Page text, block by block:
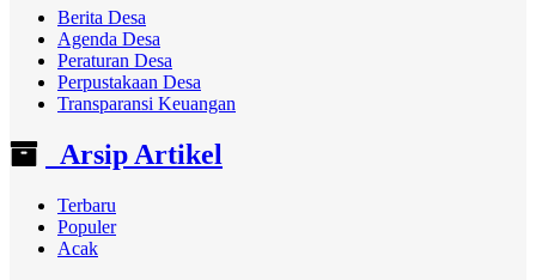
Berita Desa
Agenda Desa
Peraturan Desa
Perpustakaan Desa
Transparansi Keuangan
Arsip Artikel
Terbaru
Populer
Acak